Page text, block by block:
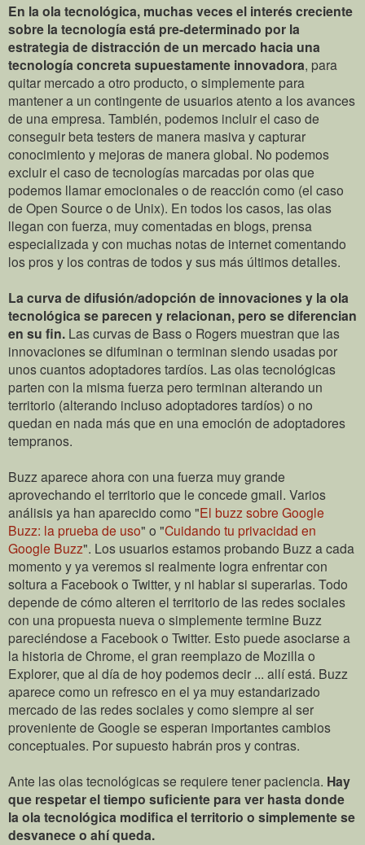
En la ola tecnológica, muchas veces el interés creciente
sobre la tecnología está pre-determinado por la
estrategia de distracción de un mercado hacia una
tecnología concreta supuestamente innovadora, para
quitar mercado a otro producto, o simplemente para
mantener a un contingente de usuarios atento a los avances
de una empresa. También, podemos incluir el caso de
conseguir beta testers de manera masiva y capturar
conocimiento y mejoras de manera global. No podemos
excluir el caso de tecnologías marcadas por olas que
podemos llamar emocionales o de reacción como (el caso
de Open Source o de Unix). En todos los casos, las olas
llegan con fuerza, muy comentadas en blogs, prensa
especializada y con muchas notas de internet comentando
los pros y los contras de todos y sus más últimos detalles.
La curva de difusión/adopción de innovaciones y la ola
tecnológica se parecen y relacionan, pero se diferencian
en su fin. Las curvas de Bass o Rogers muestran que las
innovaciones se difuminan o terminan siendo usadas por
unos cuantos adoptadores tardíos. Las olas tecnológicas
parten con la misma fuerza pero terminan alterando un
territorio (alterando incluso adoptadores tardíos) o no
quedan en nada más que en una emoción de adoptadores
tempranos.
Buzz aparece ahora con una fuerza muy grande
aprovechando el territorio que le concede gmail. Varios
análisis ya han aparecido como "El buzz sobre Google
Buzz: la prueba de uso" o "Cuidando tu privacidad en
Google Buzz". Los usuarios estamos probando Buzz a cada
momento y ya veremos si realmente logra enfrentar con
soltura a Facebook o Twitter, y ni hablar si superarlas. Todo
depende de cómo alteren el territorio de las redes sociales
con una propuesta nueva o simplemente termine Buzz
pareciéndose a Facebook o Twitter. Esto puede asociarse a
la historia de Chrome, el gran reemplazo de Mozilla o
Explorer, que al día de hoy podemos decir ... allí está. Buzz
aparece como un refresco en el ya muy estandarizado
mercado de las redes sociales y como siempre al ser
proveniente de Google se esperan importantes cambios
conceptuales. Por supuesto habrán pros y contras.
Ante las olas tecnológicas se requiere tener paciencia. Hay
que respetar el tiempo suficiente para ver hasta donde
la ola tecnológica modifica el territorio o simplemente se
desvanece o ahí queda.